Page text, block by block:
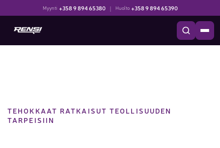
Myynti +358 9 894 65380 | Huolto +358 9 894 65390
TEHOKKAAT RATKAISUT TEOLLISUUDEN
TARPEISIIN